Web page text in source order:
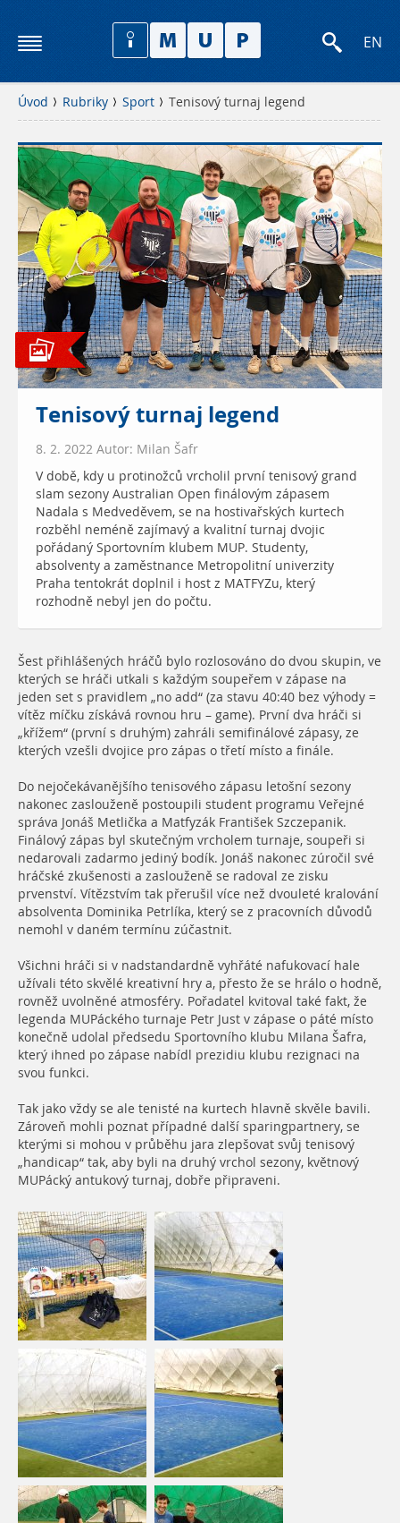
EN
Úvod Rubriky Sport Tenisový turnaj legend
Tenisový turnaj legend
8. 2. 2022 Autor: Milan Šafr
V době, kdy u protinožců vrcholil první tenisový grand
slam sezony Australian Open finálovým zápasem
Nadala s Medveděvem, se na hostivařských kurtech
rozběhl neméně zajímavý a kvalitní turnaj dvojic
pořádaný Sportovním klubem MUP. Studenty,
absolventy a zaměstnance Metropolitní univerzity
Praha tentokrát doplnil i host z MATFYZu, který
rozhodně nebyl jen do počtu.
Šest přihlášených hráčů bylo rozlosováno do dvou skupin, ve
kterých se hráči utkali s každým soupeřem v zápase na
jeden set s pravidlem „no add“ (za stavu 40:40 bez výhody =
vítěz míčku získává rovnou hru – game). První dva hráči si
„křížem“ (první s druhým) zahráli semifinálové zápasy, ze
kterých vzešli dvojice pro zápas o třetí místo a finále.
Do nejočekávanějšího tenisového zápasu letošní sezony
nakonec zaslouženě postoupili student programu Veřejné
správa Jonáš Metlička a Matfyzák František Szczepanik.
Finálový zápas byl skutečným vrcholem turnaje, soupeři si
nedarovali zadarmo jediný bodík. Jonáš nakonec zúročil své
hráčské zkušenosti a zaslouženě se radoval ze zisku
prvenství. Vítězstvím tak přerušil více než dvouleté kralování
absolventa Dominika Petrlíka, který se z pracovních důvodů
nemohl v daném termínu zúčastnit.
Všichni hráči si v nadstandardně vyhřáté nafukovací hale
užívali této skvělé kreativní hry a, přesto že se hrálo o hodně,
rovněž uvolněné atmosféry. Pořadatel kvitoval také fakt, že
legenda MUPáckého turnaje Petr Just v zápase o páté místo
konečně udolal předsedu Sportovního klubu Milana Šafra,
který ihned po zápase nabídl prezidiu klubu rezignaci na
svou funkci.
Tak jako vždy se ale tenisté na kurtech hlavně skvěle bavili.
Zároveň mohli poznat případné další sparingpartnery, se
kterými si mohou v průběhu jara zlepšovat svůj tenisový
„handicap“ tak, aby byli na druhý vrchol sezony, květnový
MUPácký antukový turnaj, dobře připraveni.